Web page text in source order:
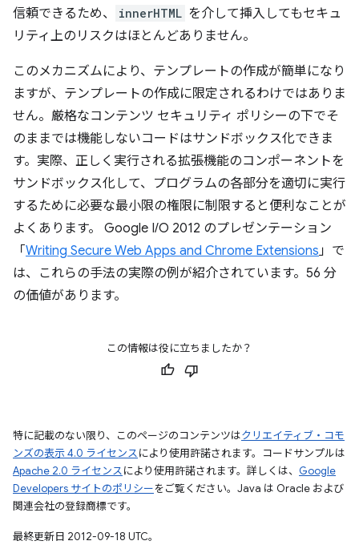
信頼できるため、
innerHTML を介して挿入してもセキュ
リティ上のリスクはほとんどありません。
このメカニズムにより、テンプレートの作成が簡単になり
ますが、テンプレートの作成に限定されるわけではありま
せん。厳格なコンテンツ セキュリティ ポリシーの下でそ
のままでは機能しないコードはサンドボックス化できま
す。実際、正しく実行される拡張機能のコンポーネントを
サンドボックス化して、プログラムの各部分を適切に実行
するために必要な最小限の権限に制限すると便利なことが
よくあります。 Google I/O 2012 のプレゼンテーション
「 Writing Secure Web Apps and Chrome Extensions」で
は、これらの手法の実際の例が紹介されています。56 分
の価値があります。
この情報は役に立ちましたか？
特に記載のない限り、このページのコンテンツはクリエイティブ・コモ
ンズの表示 4.0 ライセンスにより使用許諾されます。コードサンプルは
Apache 2.0 ライセンスにより使用許諾されます。詳しくは、 Google
Developers サイトのポリシーをご覧ください。Java は Oracle および
関連会社の登録商標です。
最終更新日 2012-09-18 UTC。